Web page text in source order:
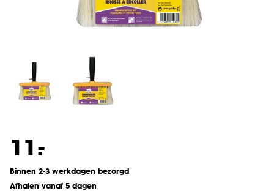
11.
-
Binnen 2-3 werkdagen bezorgd
Afhalen vanaf 5 dagen